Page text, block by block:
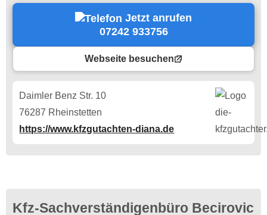
Jetzt anrufen
07242 933756
Webseite besuchen
Daimler Benz Str. 10
76287 Rheinstetten
https://www.kfzgutachten-diana.de
Kfz-Sachverständigenbüro Becirovic